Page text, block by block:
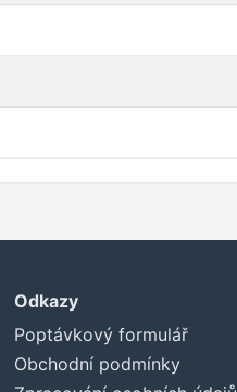
Odkazy
Poptávkový formulář
Obchodní podmínky